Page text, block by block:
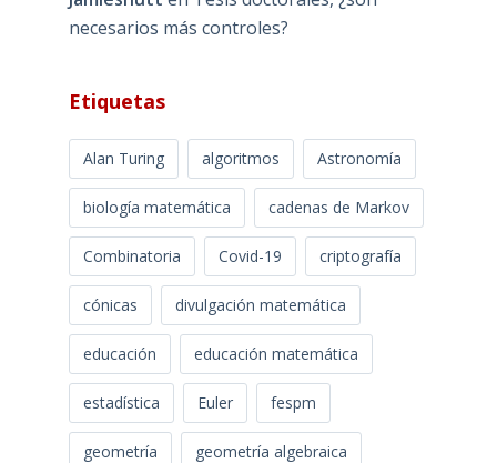
necesarios más controles?
Etiquetas
Alan Turing algoritmos Astronomía
biología matemática cadenas de Markov
Combinatoria Covid-19 criptografía
cónicas divulgación matemática
educación educación matemática
estadística Euler fespm
geometría geometría algebraica